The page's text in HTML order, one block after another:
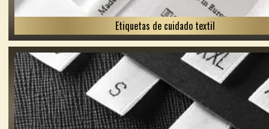
Etiquetas de cuidado textil